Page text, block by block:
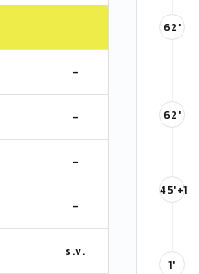
-
-
-
-
s.v.
62'
62'
45'+1
1'